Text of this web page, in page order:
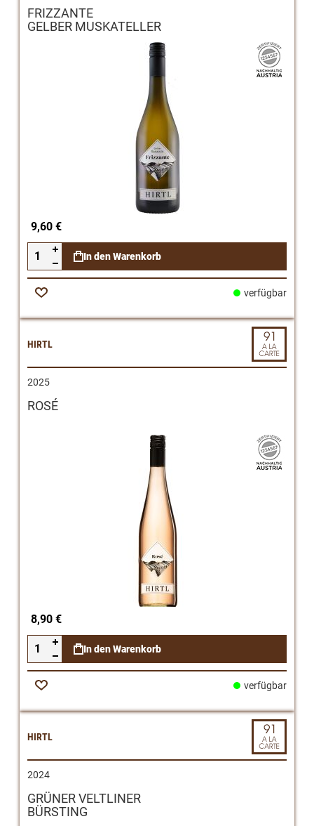
FRIZZANTE
GELBER MUSKATELLER
9,60 €
In den Warenkorb
Zur
verfügbar
HIRTL
2025
ROSÉ
8,90 €
In den Warenkorb
Zur
verfügbar
HIRTL
2024
GRÜNER VELTLINER
BÜRSTING